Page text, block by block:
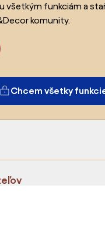
všetkým funkciám a
komunity.
Chcem všetky